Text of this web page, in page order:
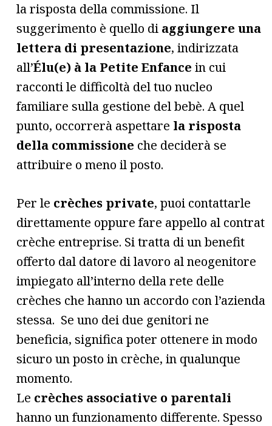
la risposta della commissione. Il
suggerimento è quello di aggiungere una
lettera di presentazione, indirizzata
all’Élu(e) à la Petite Enfance in cui
racconti le difficoltà del tuo nucleo
familiare sulla gestione del bebè. A quel
punto, occorrerà aspettare la risposta
della commissione che deciderà se
attribuire o meno il posto.
Per le crèches private, puoi contattarle
direttamente oppure fare appello al contrat
crèche entreprise. Si tratta di un benefit
offerto dal datore di lavoro al neogenitore
impiegato all’interno della rete delle
crèches che hanno un accordo con l’azienda
stessa. Se uno dei due genitori ne
beneficia, significa poter ottenere in modo
sicuro un posto in crèche, in qualunque
momento.
Le crèches associative o parentali
hanno un funzionamento differente. Spesso